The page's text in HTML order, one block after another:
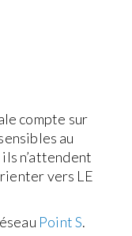
compte sur
au
n’attendent
vers LE
Point S.